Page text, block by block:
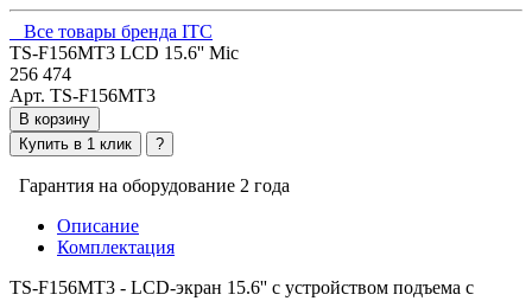
Все товары бренда ITC
TS-F156MT3 LCD 15.6'' Mic
256 474
Арт. TS-F156MT3
В корзину
Купить в 1 клик
?
Гарантия на оборудование 2 года
Описание
Комплектация
TS-F156MT3 - LCD-экран 15.6'' с устройством подъема с